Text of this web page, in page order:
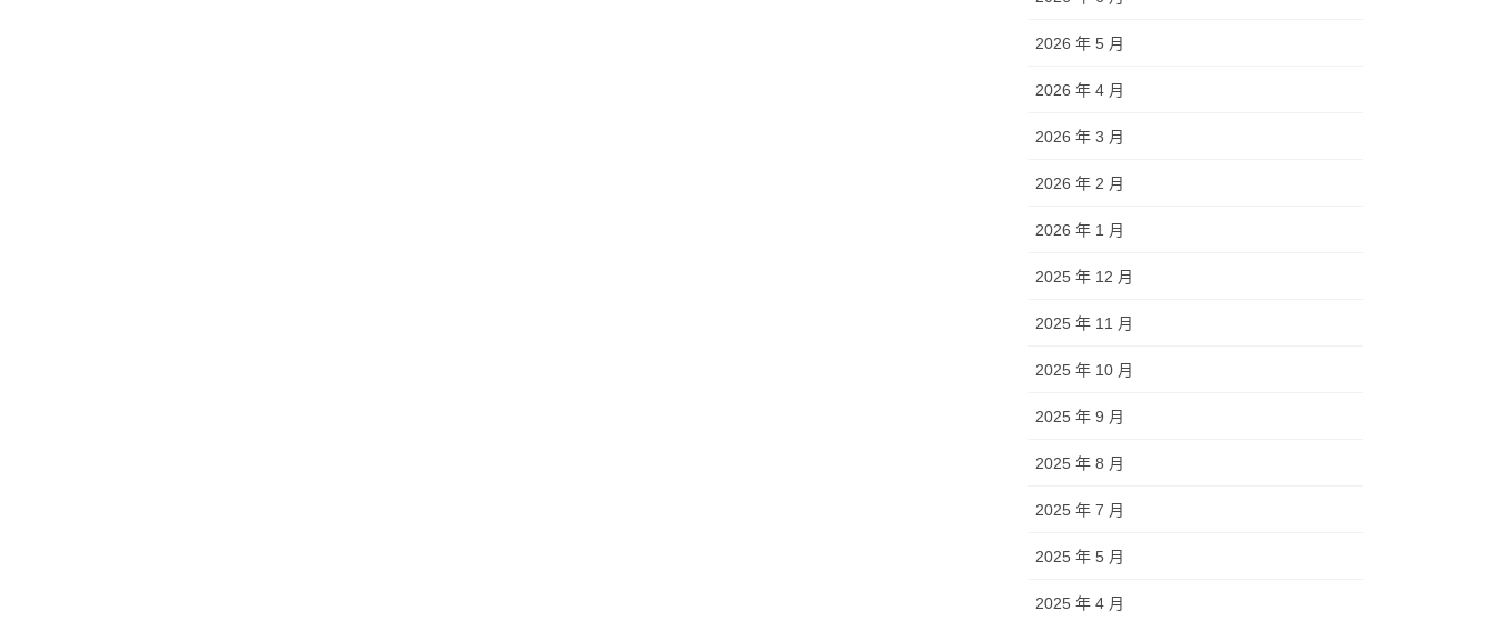
2026 年 5 月
2026 年 4 月
2026 年 3 月
2026 年 2 月
2026 年 1 月
2025 年 12 月
2025 年 11 月
2025 年 10 月
2025 年 9 月
2025 年 8 月
2025 年 7 月
2025 年 5 月
2025 年 4 月